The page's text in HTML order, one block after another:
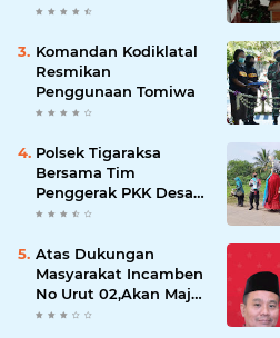
Komandan Kodiklatal
Resmikan
Penggunaan Tomiwa
Polsek Tigaraksa
Bersama Tim
Penggerak PKK Desa
Jambe Bagikan
Pengguna Jalan
Atas Dukungan
Masyarakat Incamben
No Urut 02,Akan Maju
Untuk Memajukan